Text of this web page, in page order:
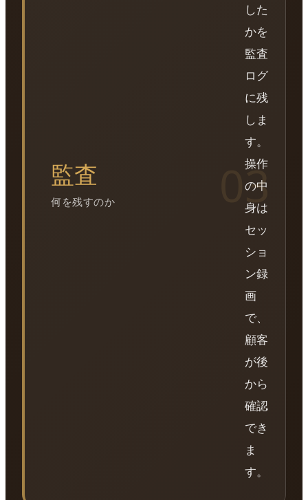
監査
何を残すのか
した
かを
監査
ログ
に残
しま
す。
操作
の中
身は
セッ
ショ
ン録
画
で、
顧客
が後
から
確認
でき
ま
す。